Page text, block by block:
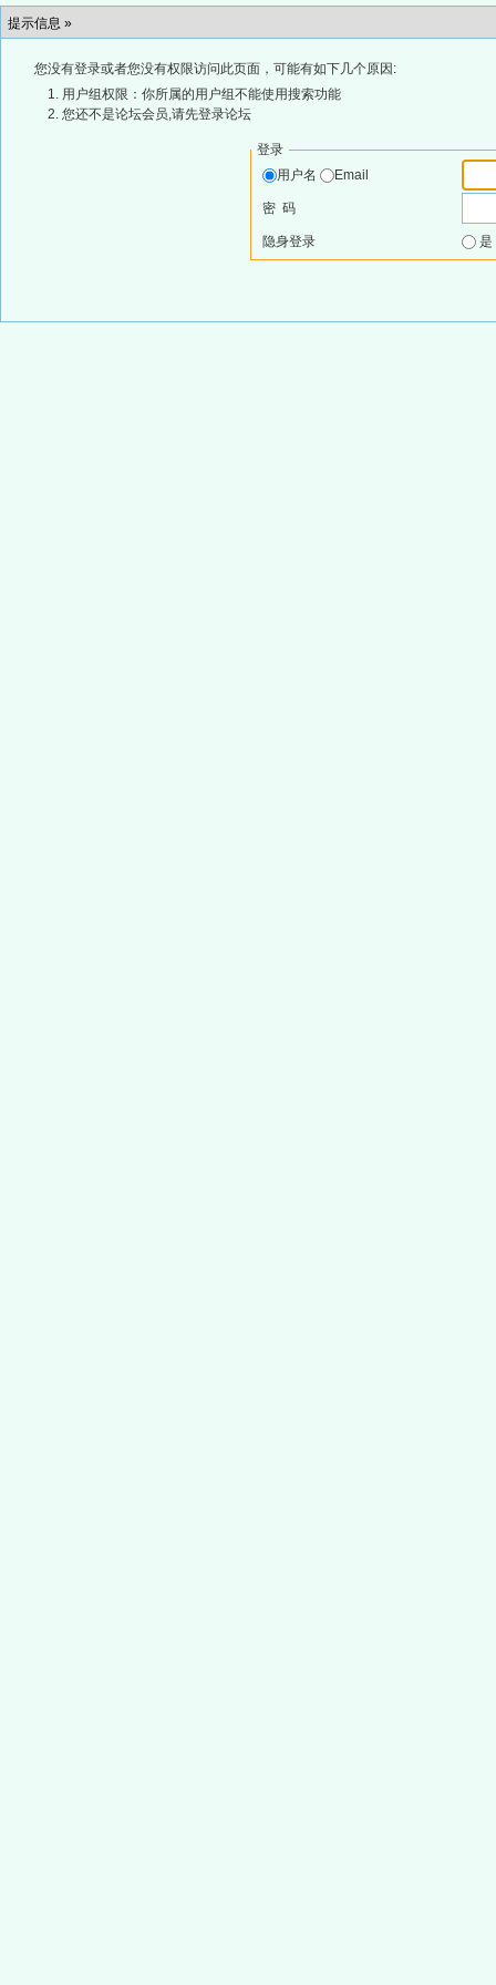
提示信息 »
您没有登录或者您没有权限访问此页面，可能有如下几个原因:
用户组权限：你所属的用户组不能使用搜索功能
您还不是论坛会员,请先登录论坛
登录
用户名
Email
密 码
隐身登录